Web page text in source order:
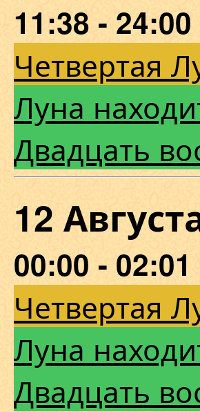
11:38 - 24:00
Четвертая
Луна
Двадцать
12
00:00 - 02:01
Четвертая
Луна
Двадцать